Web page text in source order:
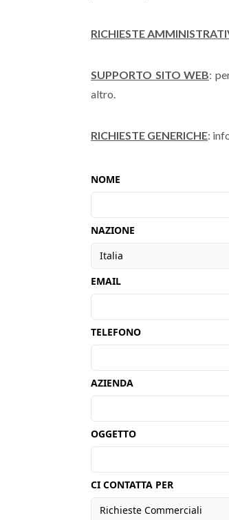
RICHIESTE
SUPPORTO SITO WEB:
altro.
RICHIESTE GENERICHE:
NOME
NAZIONE
EMAIL
TELEFONO
AZIENDA
OGGETTO
CI CONTATTA PER